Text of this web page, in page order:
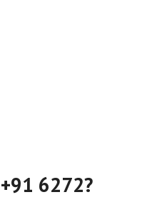
6272?